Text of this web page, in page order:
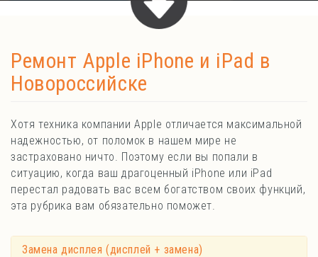
Ремонт Apple iPhone и iPad в
Новороссийске
Хотя техника компании Apple отличается максимальной
надежностью, от поломок в нашем мире не
застраховано ничто. Поэтому если вы попали в
ситуацию, когда ваш драгоценный iPhone или iPad
перестал радовать вас всем богатством своих функций,
эта рубрика вам обязательно поможет.
Замена дисплея (дисплей + замена)